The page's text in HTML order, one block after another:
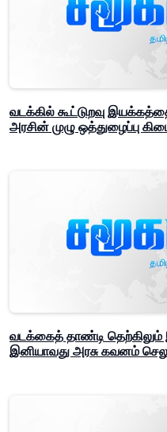
வடக்கில் கூட்டுறவு
அரசின் முழு ஒத்துழைப்பு
வடக்கைத் தாண்டி
இனியாவது அரசு கவனம்